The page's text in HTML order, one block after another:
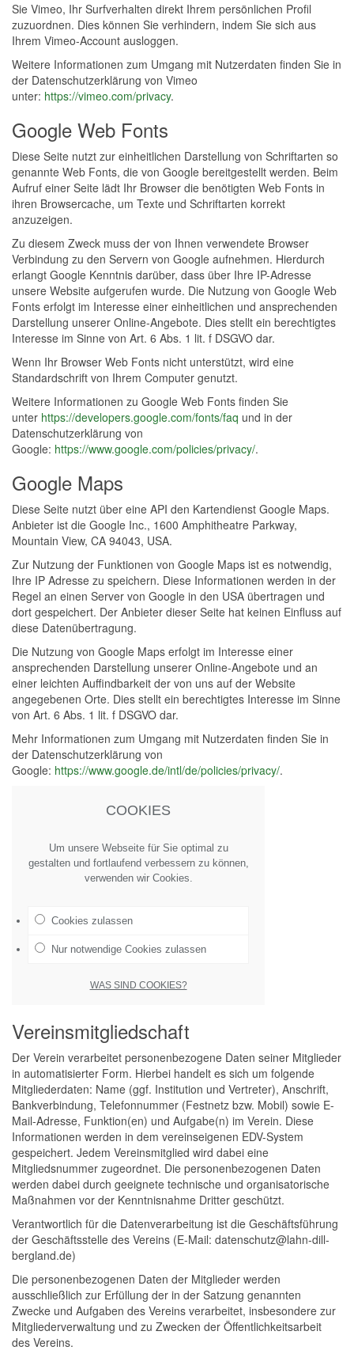
Sie Vimeo, Ihr Surfverhalten direkt Ihrem persönlichen Profil
zuzuordnen. Dies können Sie verhindern, indem Sie sich aus
Ihrem Vimeo-Account ausloggen.
Weitere Informationen zum Umgang mit Nutzerdaten finden Sie in
der Datenschutzerklärung von Vimeo
unter: https://vimeo.com/privacy.
Google Web Fonts
Diese Seite nutzt zur einheitlichen Darstellung von Schriftarten so
genannte Web Fonts, die von Google bereitgestellt werden. Beim
Aufruf einer Seite lädt Ihr Browser die benötigten Web Fonts in
ihren Browsercache, um Texte und Schriftarten korrekt
anzuzeigen.
Zu diesem Zweck muss der von Ihnen verwendete Browser
Verbindung zu den Servern von Google aufnehmen. Hierdurch
erlangt Google Kenntnis darüber, dass über Ihre IP-Adresse
unsere Website aufgerufen wurde. Die Nutzung von Google Web
Fonts erfolgt im Interesse einer einheitlichen und ansprechenden
Darstellung unserer Online-Angebote. Dies stellt ein berechtigtes
Interesse im Sinne von Art. 6 Abs. 1 lit. f DSGVO dar.
Wenn Ihr Browser Web Fonts nicht unterstützt, wird eine
Standardschrift von Ihrem Computer genutzt.
Weitere Informationen zu Google Web Fonts finden Sie
unter https://developers.google.com/fonts/faq und in der
Datenschutzerklärung von
Google: https://www.google.com/policies/privacy/.
Google Maps
Diese Seite nutzt über eine API den Kartendienst Google Maps.
Anbieter ist die Google Inc., 1600 Amphitheatre Parkway,
Mountain View, CA 94043, USA.
Zur Nutzung der Funktionen von Google Maps ist es notwendig,
Ihre IP Adresse zu speichern. Diese Informationen werden in der
Regel an einen Server von Google in den USA übertragen und
dort gespeichert. Der Anbieter dieser Seite hat keinen Einfluss auf
diese Datenübertragung.
Die Nutzung von Google Maps erfolgt im Interesse einer
ansprechenden Darstellung unserer Online-Angebote und an
einer leichten Auffindbarkeit der von uns auf der Website
angegebenen Orte. Dies stellt ein berechtigtes Interesse im Sinne
von Art. 6 Abs. 1 lit. f DSGVO dar.
Mehr Informationen zum Umgang mit Nutzerdaten finden Sie in
der Datenschutzerklärung von
Google: https://www.google.de/intl/de/policies/privacy/.
COOKIES
Um unsere Webseite für Sie optimal zu
gestalten und fortlaufend verbessern zu können,
verwenden wir Cookies.
Cookies zulassen
Nur notwendige Cookies zulassen
WAS SIND COOKIES?
Vereinsmitgliedschaft
Der Verein verarbeitet personenbezogene Daten seiner Mitglieder
in automatisierter Form. Hierbei handelt es sich um folgende
Mitgliederdaten: Name (ggf. Institution und Vertreter), Anschrift,
Bankverbindung, Telefonnummer (Festnetz bzw. Mobil) sowie E-
Mail-Adresse, Funktion(en) und Aufgabe(n) im Verein. Diese
Informationen werden in dem vereinseigenen EDV-System
gespeichert. Jedem Vereinsmitglied wird dabei eine
Mitgliedsnummer zugeordnet. Die personenbezogenen Daten
werden dabei durch geeignete technische und organisatorische
Maßnahmen vor der Kenntnisnahme Dritter geschützt.
Verantwortlich für die Datenverarbeitung ist die Geschäftsführung
der Geschäftsstelle des Vereins (E-Mail: datenschutz@lahn-dill-
bergland.de)
Die personenbezogenen Daten der Mitglieder werden
ausschließlich zur Erfüllung der in der Satzung genannten
Zwecke und Aufgaben des Vereins verarbeitet, insbesondere zur
Mitgliederverwaltung und zu Zwecken der Öffentlichkeitsarbeit
des Vereins.